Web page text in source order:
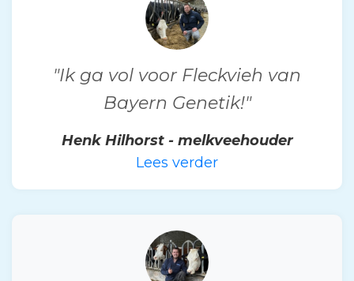
"Ik ga vol voor Fleckvieh van
Bayern Genetik!"
Henk Hilhorst - melkveehouder
Lees verder